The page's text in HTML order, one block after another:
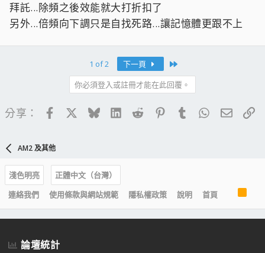
拜託...除頻之後效能就大打折扣了
另外...倍頻向下調只是自找死路...讓記憶體更跟不上
1 of 2 下一頁
你必須登入或註冊才能在此回覆。
分享： FacebookBlueskyLinkedIn
Reddit PinterestTumblrWhatsApp
電子
AM2 及其他
淺色明亮
正體中文（台灣）
連絡我們
使用條款與網站規範 隱私權政策 說明 首頁
S
論壇統計